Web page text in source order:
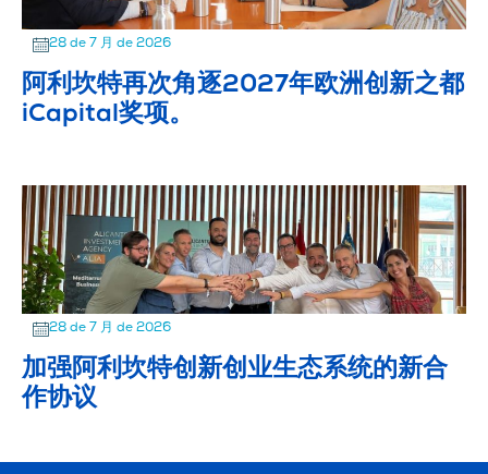
28 de 7 月 de 2026
阿利坎特再次角逐2027年欧洲创新之都
iCapital奖项。
28 de 7 月 de 2026
加强阿利坎特创新创业生态系统的新合
作协议